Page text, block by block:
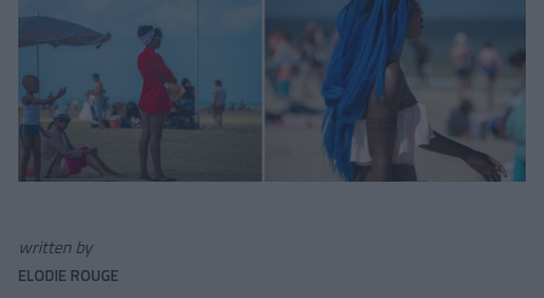
written by
ELODIE ROUGE